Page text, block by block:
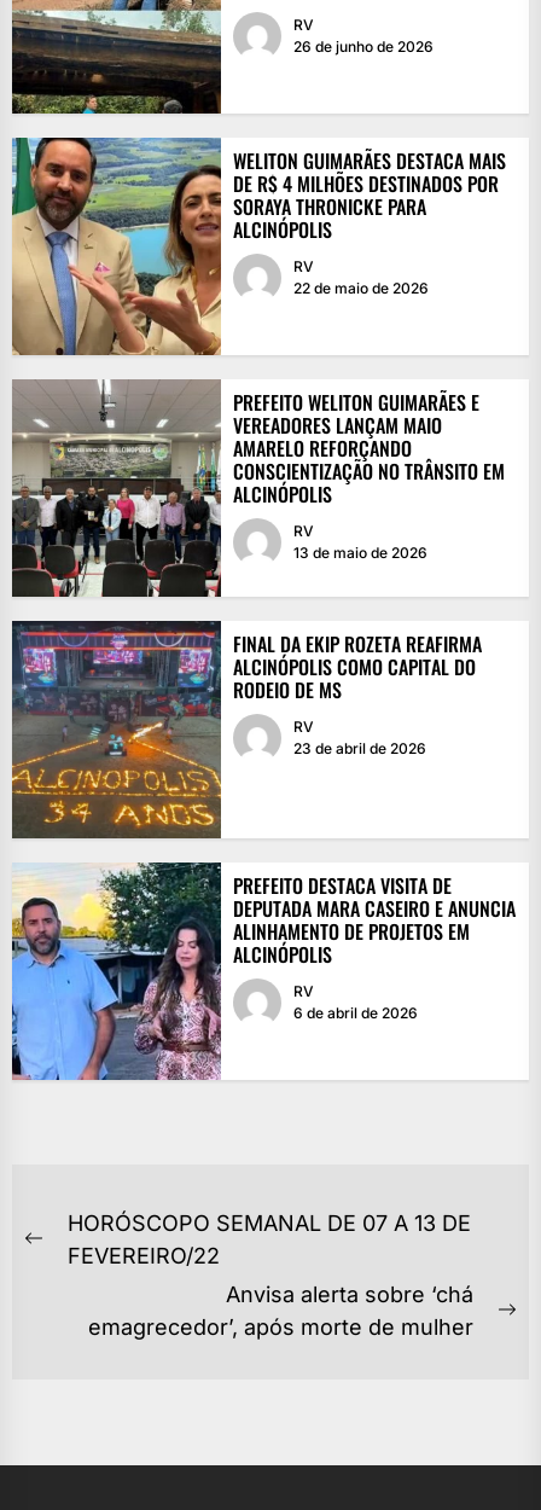
RV
26 de junho de 2026
WELITON GUIMARÃES DESTACA MAIS
DE R$ 4 MILHÕES DESTINADOS POR
SORAYA THRONICKE PARA
ALCINÓPOLIS
RV
22 de maio de 2026
PREFEITO WELITON GUIMARÃES E
VEREADORES LANÇAM MAIO
AMARELO REFORÇANDO
CONSCIENTIZAÇÃO NO TRÂNSITO EM
ALCINÓPOLIS
RV
13 de maio de 2026
FINAL DA EKIP ROZETA REAFIRMA
ALCINÓPOLIS COMO CAPITAL DO
RODEIO DE MS
RV
23 de abril de 2026
PREFEITO DESTACA VISITA DE
DEPUTADA MARA CASEIRO E ANUNCIA
ALINHAMENTO DE PROJETOS EM
ALCINÓPOLIS
RV
6 de abril de 2026
NAVEGAÇÃO
DEPrevious
HORÓSCOPO SEMANAL DE 07 A 13 DE
FEVEREIRO/22
Anvisa alerta sobre ‘chá
emagrecedor’, após morte de mulher